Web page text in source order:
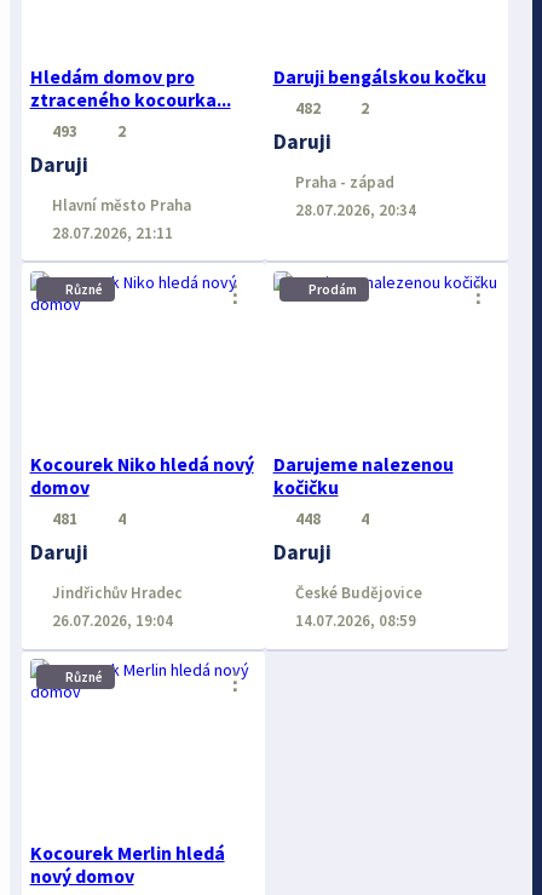
Hledám domov pro
ztraceného kocourka...
493 2
Daruji
Hlavní město Praha
28.07.2026, 21:11
Daruji bengálskou kočku
482 2
Daruji
Praha - západ
28.07.2026, 20:34
Různé
Kocourek Niko hledá nový
domov
⋮
481 4
Daruji
Jindřichův Hradec
26.07.2026, 19:04
Prodám
Darujeme nalezenou
kočičku
⋮
448 4
Daruji
České Budějovice
14.07.2026, 08:59
Různé
Kocourek Merlin hledá
nový domov
⋮